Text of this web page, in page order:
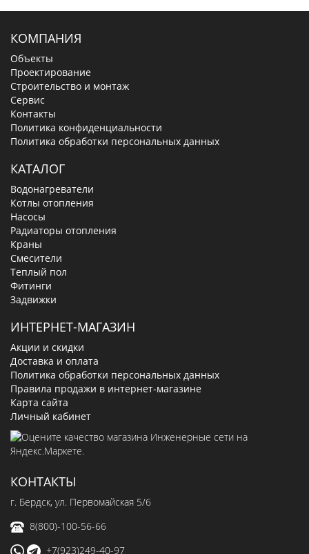
КОМПАНИЯ
Объекты
Проектирование
Строительство и монтаж
Сервис
Контакты
Политика конфиденциальности
Политика обработки персональных данных
КАТАЛОГ
Водонагреватели
Котлы отопления
Насосы
Радиаторы отопления
Краны
Смесители
Теплый пол
Фитинги
Задвижки
ИНТЕРНЕТ-МАГАЗИН
Акции и скидки
Доставка и оплата
Политика обработки персональных данных
Правила продажи в интернет-магазине
Карта сайта
Личный кабинет
КОНТАКТЫ
г. Бердск, ул. Первомайская 5/6
8(800)-100-56-66
+7(923)249-40-97